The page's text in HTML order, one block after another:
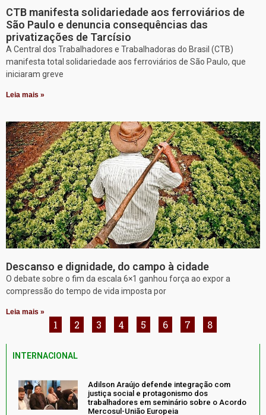
CTB manifesta solidariedade aos ferroviários de
São Paulo e denuncia consequências das
privatizações de Tarcísio
A Central dos Trabalhadores e Trabalhadoras do Brasil (CTB)
manifesta total solidariedade aos ferroviários de São Paulo, que
iniciaram greve
Leia mais »
Descanso e dignidade, do campo à cidade
O debate sobre o fim da escala 6×1 ganhou força ao expor a
compressão do tempo de vida imposta por
Leia mais »
1 2 3 4 5 6 7 8
INTERNACIONAL
Adilson Araújo defende integração com
justiça social e protagonismo dos
trabalhadores em seminário sobre o Acordo
Mercosul-União Europeia